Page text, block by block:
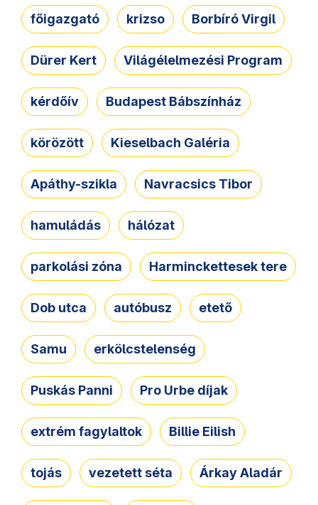
főigazgató krizso Borbíró Virgil
Dürer Kert Világélelmezési Program
kérdőív Budapest Bábszínház
körözött Kieselbach Galéria
Apáthy-szikla Navracsics Tibor
hamuládás hálózat
parkolási zóna Harminckettesek tere
Dob utca autóbusz etető
Samu erkölcstelenség
Puskás Panni Pro Urbe díjak
extrém fagylaltok Billie Eilish
tojás vezetett séta Árkay Aladár